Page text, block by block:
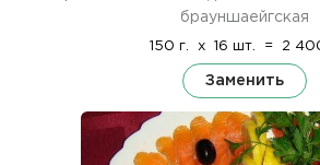
брауншаейгская
150 г. x 16 шт. = 2
Заменить